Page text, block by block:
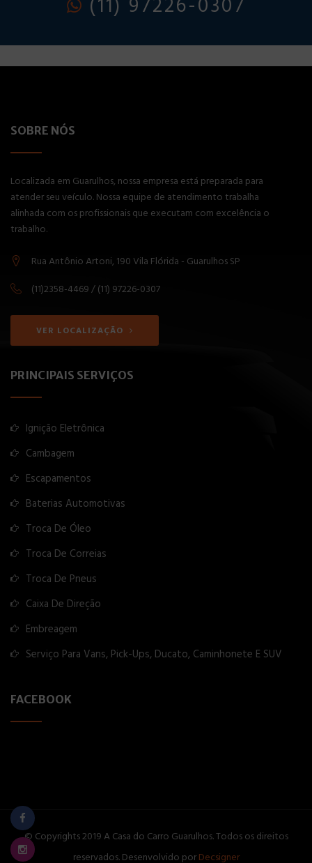
(11) 97226-0307
SOBRE NÓS
Localizada em Guarulhos, nossa empresa está preparada para
atender seu veículo. Nossa equipe de atendimento trabalha
alinhada com os profissionais que executam com excelência o
trabalho.
Rua Antônio Artoni, 190 Vila Flórida - Guarulhos SP
(11)2358-4469 / (11) 97226-0307
VER LOCALIZAÇÃO
PRINCIPAIS SERVIÇOS
Ignição Eletrônica
Cambagem
Escapamentos
Baterias Automotivas
Troca De Óleo
Troca De Correias
Troca De Pneus
Caixa De Direção
Embreagem
Serviço Para Vans, Pick-Ups, Ducato, Caminhonete E SUV
FACEBOOK
© Copyrights 2019 A Casa do Carro Guarulhos. Todos os direitos
reservados. Desenvolvido porDecsigner